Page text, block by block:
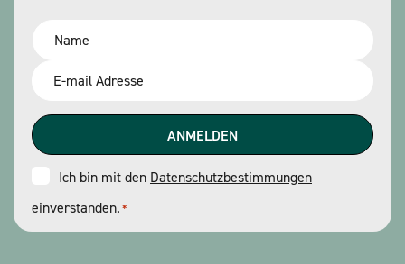
Name
Email
Consent
*
Ich bin mit den Datenschutzbestimmungen
einverstanden.*